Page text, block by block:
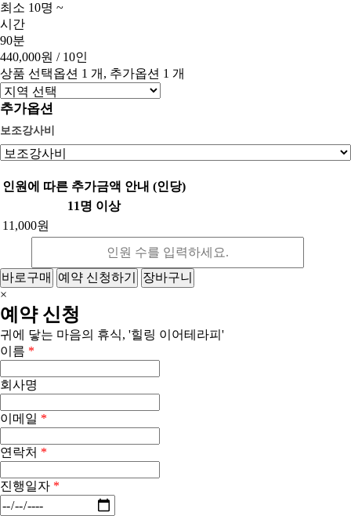
최소 10명 ~
시간
90분
440,000원 / 10인
상품 선택옵션 1 개, 추가옵션 1 개
추가옵션
보조강사비
인원에 따른 추가금액 안내 (인당)
11명 이상
11,000원
바로구매 예약 신청하기
장바구니
×
예약 신청
귀에 닿는 마음의 휴식, '힐링 이어테라피'
이름 *
회사명
이메일 *
연락처 *
진행일자 *